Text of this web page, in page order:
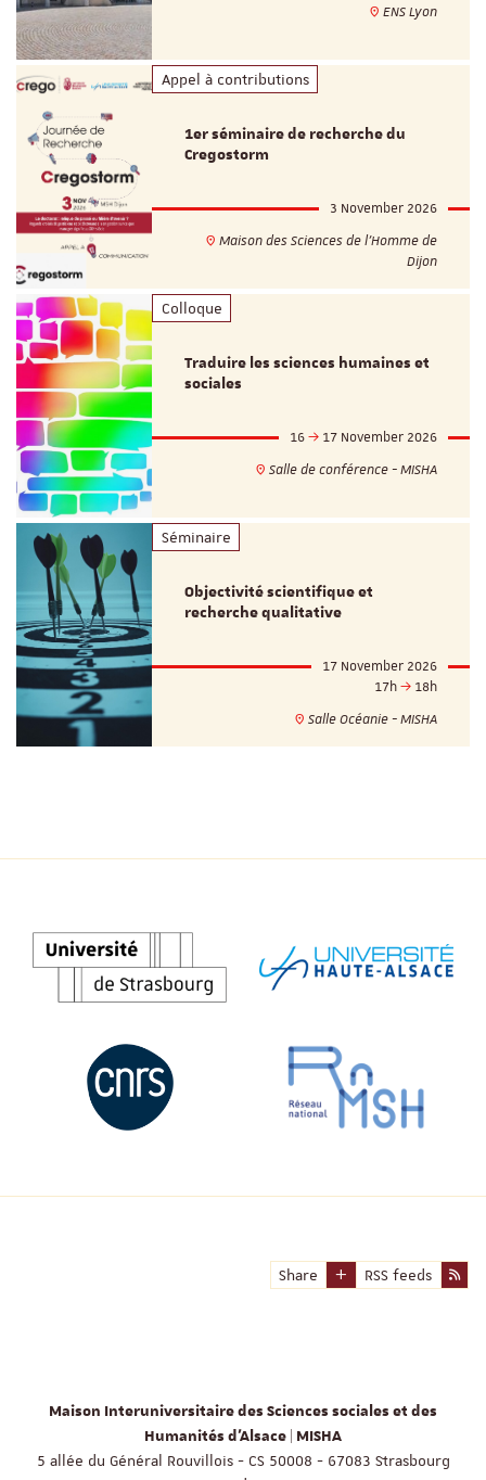
ENS Lyon
Appel à contributions
1er séminaire de recherche du
Cregostorm
3 November 2026
Maison des Sciences de l'Homme de
Dijon
Colloque
Traduire les sciences humaines et
sociales
16
17 November 2026
Salle de conférence - MISHA
Séminaire
Objectivité scientifique et
recherche qualitative
17 November 2026
17h
18h
Salle Océanie - MISHA
Share RSS feeds
Maison Interuniversitaire des Sciences sociales et des
Humanités d'Alsace | MISHA
5 allée du Général Rouvillois - CS 50008 - 67083 Strasbourg